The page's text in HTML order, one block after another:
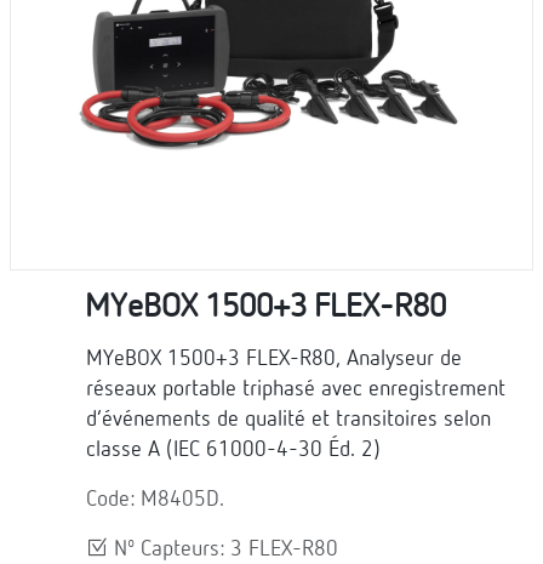
MYeBOX 1500+3 FLEX-R80
MYeBOX 1500+3 FLEX-R80, Analyseur de
réseaux portable triphasé avec enregistrement
d’événements de qualité et transitoires selon
classe A (IEC 61000-4-30 Éd. 2)
Code: M8405D.
Nº Capteurs: 3 FLEX-R80